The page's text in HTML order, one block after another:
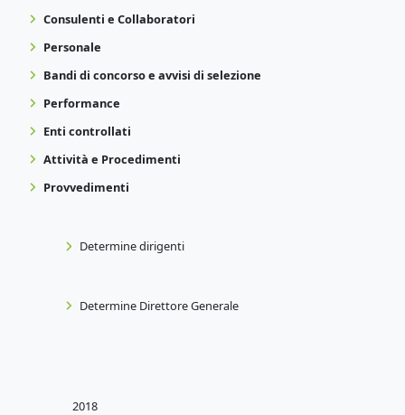
Consulenti e Collaboratori
Personale
Bandi di concorso e avvisi di selezione
Performance
Enti controllati
Attività e Procedimenti
Provvedimenti
Determine dirigenti
Determine Direttore Generale
2018